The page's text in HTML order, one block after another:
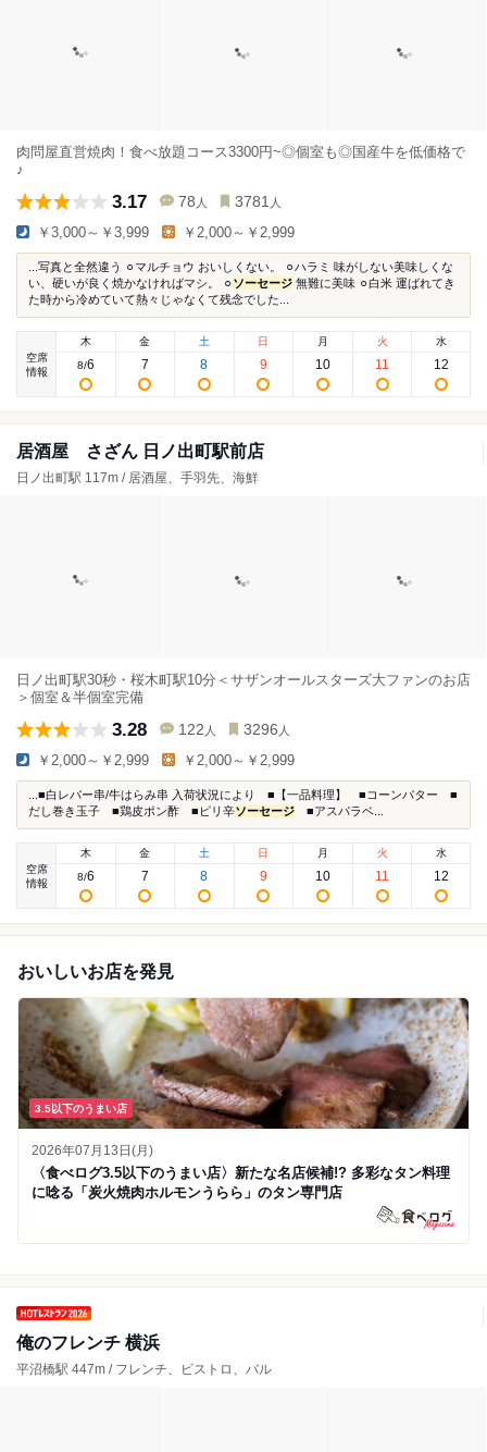
肉問屋直営焼肉！食べ放題コース3300円~◎個室も◎国産牛を低価格で
♪
3.17 78 人 3781 人
￥3,000～￥3,999 ￥2,000～￥2,999
...写真と全然違う ⚪︎マルチョウ おいしくない。 ⚪︎ハラミ 味がしない美味しくな
い、硬いが良く焼かなければマシ。 ⚪︎ソーセージ 無難に美味 ⚪︎白米 運ばれてき
た時から冷めていて熱々じゃなくて残念でした...
空席
情報
木
8/6
金
7
土
8
日
9
月
10
火
11
水
12
居酒屋 さざん 日ノ出町駅前店
日ノ出町駅 117m / 居酒屋、手羽先、海鮮
日ノ出町駅30秒・桜木町駅10分＜サザンオールスターズ大ファンのお店
＞個室＆半個室完備
3.28 122 人 3296 人
￥2,000～￥2,999 ￥2,000～￥2,999
...■白レバー串/牛はらみ串 入荷状況により ■【一品料理】 ■コーンバター ■
だし巻き玉子 ■鶏皮ポン酢 ■ピリ辛ソーセージ ■アスパラベ...
空席
情報
木
8/6
金
7
土
8
日
9
月
10
火
11
水
12
おいしいお店を発見
3.5以下のうまい店
2026年07月13日(月)
〈食べログ3.5以下のうまい店〉新たな名店候補!? 多彩なタン料理
に唸る「炭火焼肉ホルモンうらら」のタン専門店
俺のフレンチ 横浜
平沼橋駅 447m / フレンチ、ビストロ、バル